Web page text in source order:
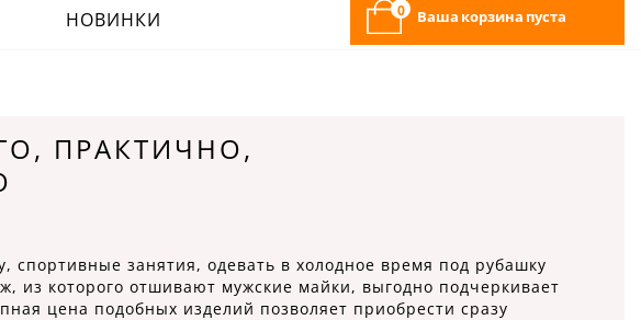
0 Ваша корзина пуста
НОВИНКИ
ПРАКТИЧНО,
занятия, одевать в холодное время под рубашку
из которого отшивают мужские майки, выгодно подчеркивает
цена подобных изделий позволяет приобрести сразу